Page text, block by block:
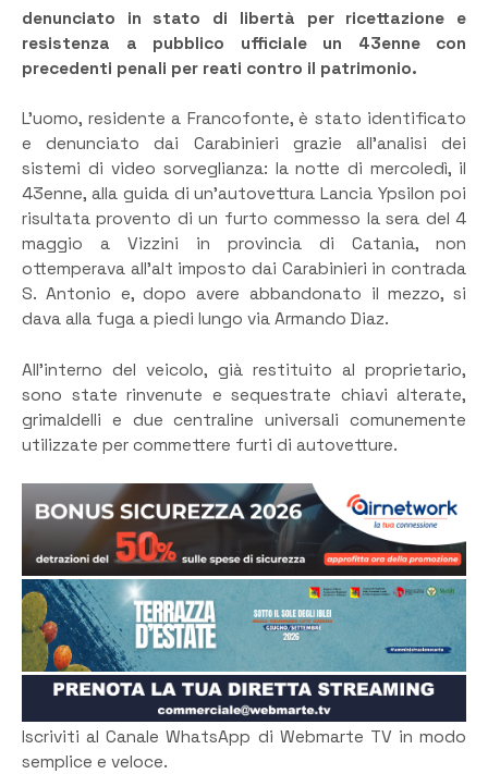
denunciato in stato di libertà per ricettazione e
resistenza a pubblico ufficiale un 43enne con
precedenti penali per reati contro il patrimonio.
L’uomo, residente a Francofonte, è stato identificato
e denunciato dai Carabinieri grazie all’analisi dei
sistemi di video sorveglianza: la notte di mercoledì, il
43enne, alla guida di un’autovettura Lancia Ypsilon poi
risultata provento di un furto commesso la sera del 4
maggio a Vizzini in provincia di Catania, non
ottemperava all’alt imposto dai Carabinieri in contrada
S. Antonio e, dopo avere abbandonato il mezzo, si
dava alla fuga a piedi lungo via Armando Diaz.
All’interno del veicolo, già restituito al proprietario,
sono state rinvenute e sequestrate chiavi alterate,
grimaldelli e due centraline universali comunemente
utilizzate per commettere furti di autovetture.
Iscriviti al Canale WhatsApp di Webmarte TV in modo
semplice e veloce.